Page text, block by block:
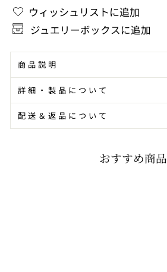
ア
ウィッシュリストに追加
ジュエリーボックスに追加
商品説明
詳細・製品について
配送＆返品について
おすすめ商品